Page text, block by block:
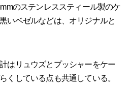
のステンレススティール製のケ
いベゼルなどは、オリジナルと
はリュウズとプッシャーをケー
くしている点も共通している。